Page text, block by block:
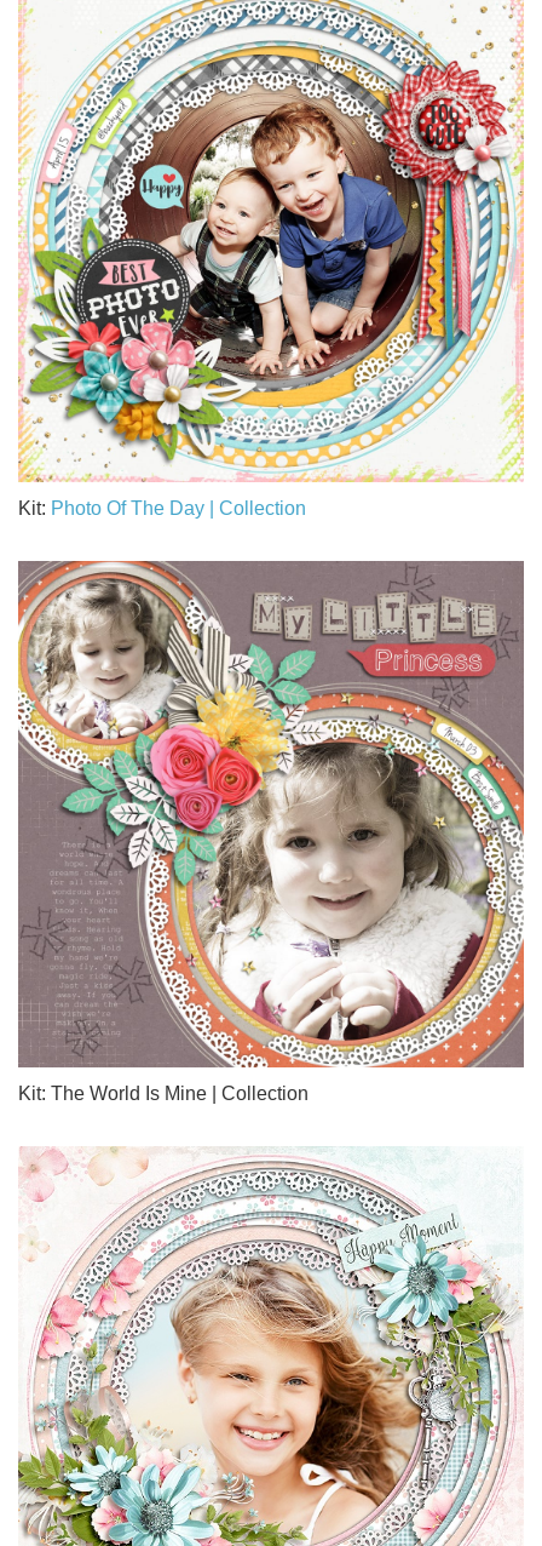
Kit: Photo Of The Day | Collection
Kit: The World Is Mine | Collection